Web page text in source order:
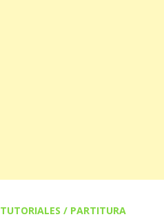
TUTORIALES / PARTITURA